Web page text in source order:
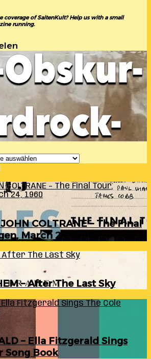
coverage of SaitenKult? Help us with a small
running.
COLTRANE – The Final Tour:
24, 1960
COLTRANE – The Final
March 24, 1960
– After The Last Sky
– After The Last Sky
– Ella Fitzgerald Sings The Cole
– Ella Fitzgerald Sings
Song Book